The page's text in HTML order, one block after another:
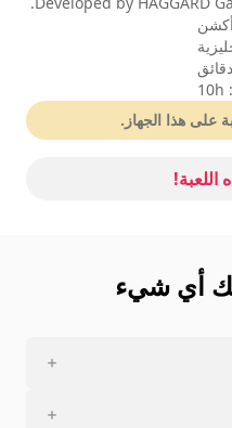
: 10h
على هذا الجهاز.
أي شيء